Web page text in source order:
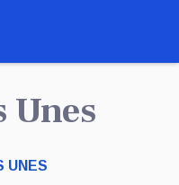
Unes
UNES